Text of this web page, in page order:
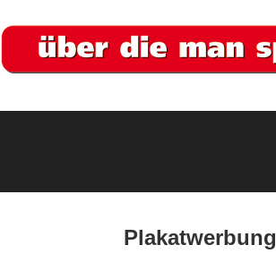
Plakatwerbung